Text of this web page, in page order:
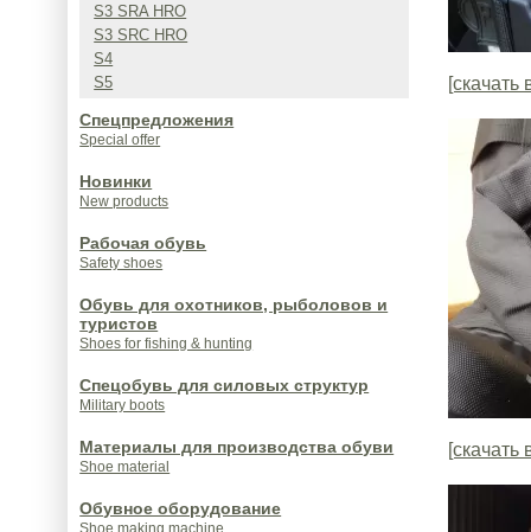
S3 SRA HRO
S3 SRC HRO
S4
S5
Спецпредложения
Special offer
Новинки
New products
Рабочая обувь
Safety shoes
Обувь для охотников, рыболовов и
туристов
Shoes for fishing & hunting
Спецобувь для силовых структур
Military boots
Материалы для производства обуви
Shoe material
Обувное оборудование
Shoe making machine
[скачать
[скачать